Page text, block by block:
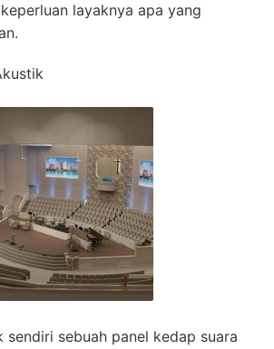
layaknya apa yang
sendiri sebuah panel kedap suara